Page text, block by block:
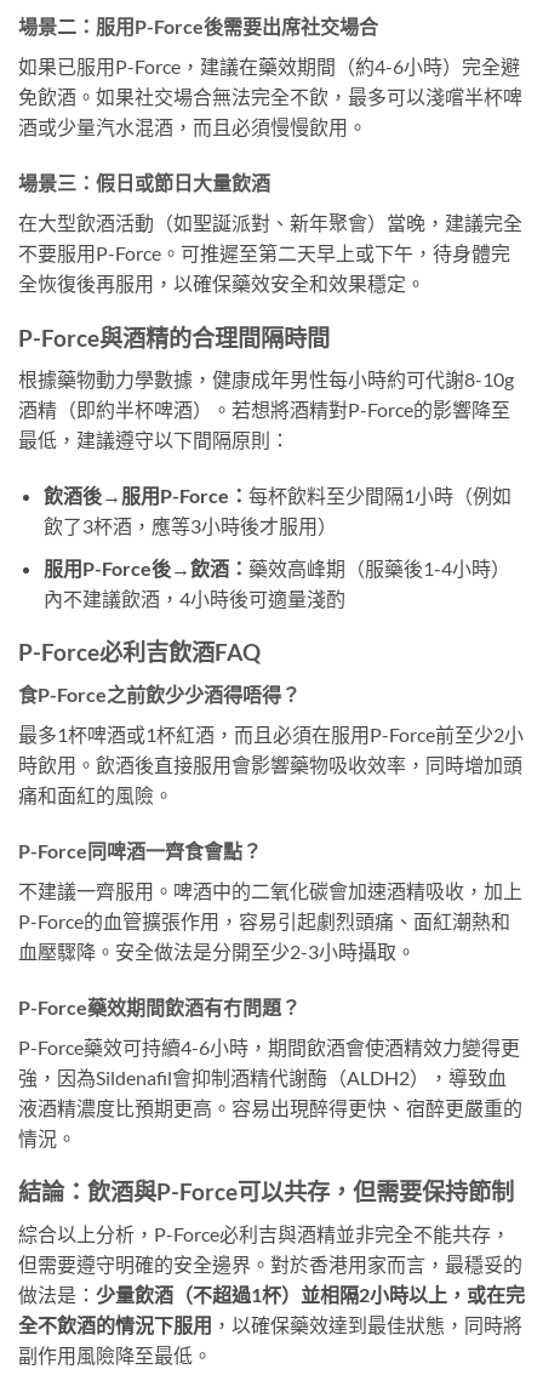
場景二：服用P-Force後需要出席社交場合
如果已服用P-Force，建議在藥效期間（約4-6小時）完全避
免飲酒。如果社交場合無法完全不飲，最多可以淺嚐半杯啤
酒或少量汽水混酒，而且必須慢慢飲用。
場景三：假日或節日大量飲酒
在大型飲酒活動（如聖誕派對、新年聚會）當晚，建議完全
不要服用P-Force。可推遲至第二天早上或下午，待身體完
全恢復後再服用，以確保藥效安全和效果穩定。
P-Force與酒精的合理間隔時間
根據藥物動力學數據，健康成年男性每小時約可代謝8-10g
酒精（即約半杯啤酒）。若想將酒精對P-Force的影響降至
最低，建議遵守以下間隔原則：
飲酒後→服用P-Force： 每杯飲料至少間隔1小時（例如
飲了3杯酒，應等3小時後才服用）
服用P-Force後→飲酒： 藥效高峰期（服藥後1-4小時）
內不建議飲酒，4小時後可適量淺酌
P-Force必利吉飲酒FAQ
食P-Force之前飲少少酒得唔得？
最多1杯啤酒或1杯紅酒，而且必須在服用P-Force前至少2小
時飲用。飲酒後直接服用會影響藥物吸收效率，同時增加頭
痛和面紅的風險。
P-Force同啤酒一齊食會點？
不建議一齊服用。啤酒中的二氧化碳會加速酒精吸收，加上
P-Force的血管擴張作用，容易引起劇烈頭痛、面紅潮熱和
血壓驟降。安全做法是分開至少2-3小時攝取。
P-Force藥效期間飲酒有冇問題？
P-Force藥效可持續4-6小時，期間飲酒會使酒精效力變得更
強，因為Sildenafil會抑制酒精代謝酶（ALDH2），導致血
液酒精濃度比預期更高。容易出現醉得更快、宿醉更嚴重的
情況。
結論：飲酒與P-Force可以共存，但需要保持節制
綜合以上分析，P-Force必利吉與酒精並非完全不能共存，
但需要遵守明確的安全邊界。對於香港用家而言，最穩妥的
做法是： 少量飲酒（不超過1杯）並相隔2小時以上，或在完
全不飲酒的情況下服用 ，以確保藥效達到最佳狀態，同時將
副作用風險降至最低。